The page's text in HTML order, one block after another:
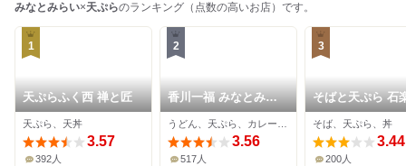
みなとみらい×天ぷらのランキング（点数の高いお店）です。
1
天ぷらふく西 禅と匠
天ぷら、天丼
3.57
392人
2
香川一福 みなとみら
い店
3.56
517人
3
そばと天ぷら 石
なとみらい
そば、天ぷら、丼
3.44
200人